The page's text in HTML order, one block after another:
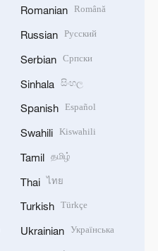
Romanian Română
Russian Русский
Serbian Српски
Sinhala සිංහල
Spanish Español
Swahili Kiswahili
Tamil தமிழ்
Thai ไทย
Turkish Türkçe
Ukrainian Українська